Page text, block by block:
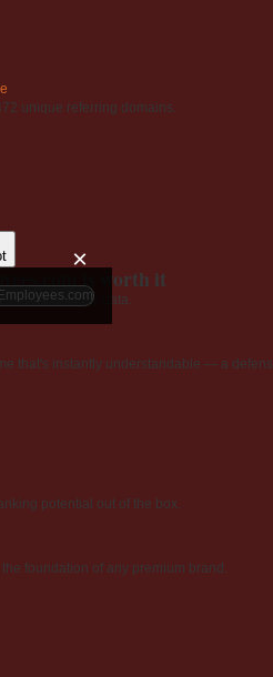
unique referring domains.
×
is worth it
third-party data.
that's instantly understandable — a
potential out of the box.
foundation of any premium brand.